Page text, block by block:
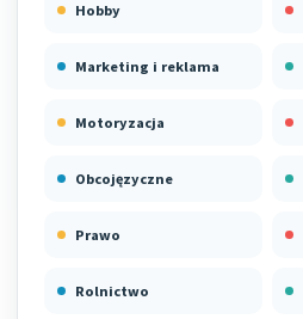
Hobby
Marketing i reklama
Motoryzacja
Obcojęzyczne
Prawo
Rolnictwo